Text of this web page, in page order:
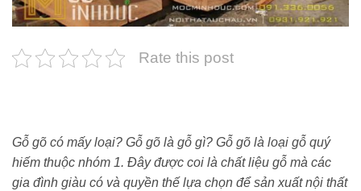
Rate this post
Gỗ gõ có mấy loại? Gỗ gõ là gỗ gì? Gỗ gõ là loại gỗ quý
hiếm thuộc nhóm 1. Đây được coi là chất liệu gỗ mà các
gia đình giàu có và quyền thế lựa chọn để sản xuất nội thất